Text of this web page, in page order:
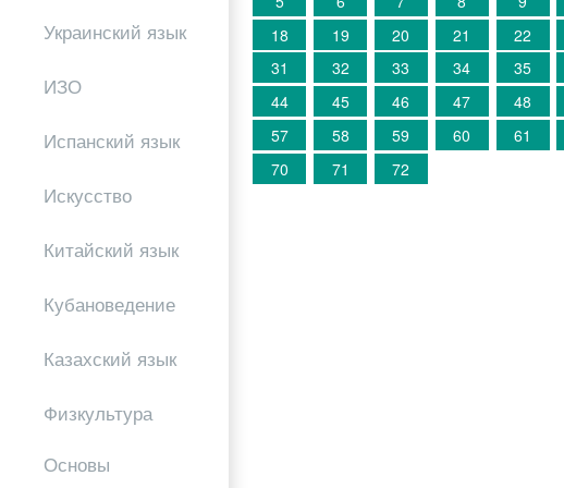
Украинский язык
ИЗО
Испанский язык
Искусство
Китайский язык
Кубановедение
Казахский язык
Физкультура
Основы
18
19 20 21 22
31
32 33 34 35
44
45 46 47 48
57
58 59 60 61
70
71 72